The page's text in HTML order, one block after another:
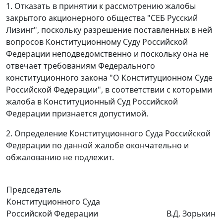
1. Отказать в принятии к рассмотрению жалобы
закрытого акционерного общества "СЕБ Русский
Лизинг", поскольку разрешение поставленных в ней
вопросов Конституционному Суду Российской
Федерации неподведомственно и поскольку она не
отвечает требованиям Федерального
конституционного закона "О Конституционном Суде
Российской Федерации", в соответствии с которыми
жалоба в Конституционный Суд Российской
Федерации признается допустимой.
2. Определение Конституционного Суда Российской
Федерации по данной жалобе окончательно и
обжалованию не подлежит.
Председатель
Конституционного Суда
Российской Федерации
В.Д. Зорькин